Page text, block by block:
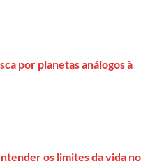
por planetas análogos à
os limites da vida no